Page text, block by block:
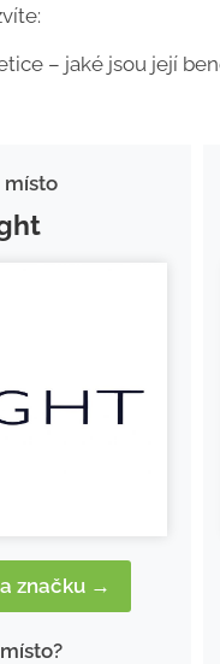
– jaké jsou její
značku →